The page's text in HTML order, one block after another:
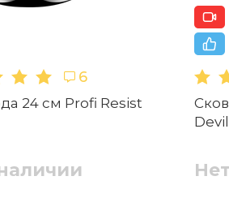
машине?
6
24 см Profi Resist